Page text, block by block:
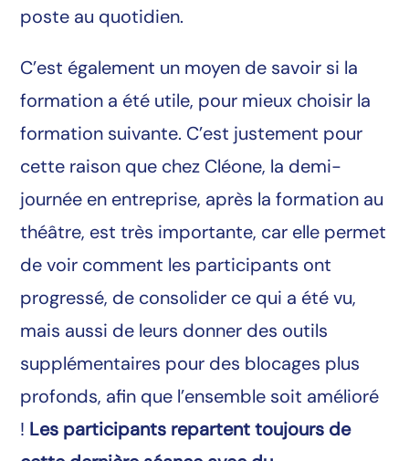
poste au quotidien.
C’est également un moyen de savoir si la
formation a été utile, pour mieux choisir la
formation suivante. C’est justement pour
cette raison que chez Cléone, la demi-
journée en entreprise, après la formation au
théâtre, est très importante, car elle permet
de voir comment les participants ont
progressé, de consolider ce qui a été vu,
mais aussi de leurs donner des outils
supplémentaires pour des blocages plus
profonds, afin que l’ensemble soit amélioré
! Les participants repartent toujours de